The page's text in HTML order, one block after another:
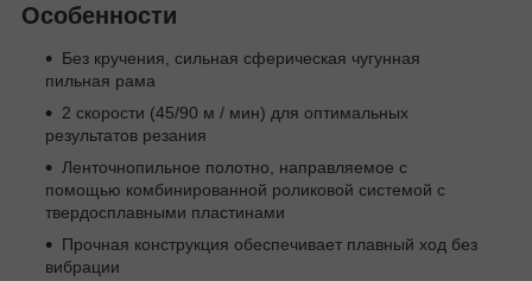
Особенности
Без кручения, сильная сферическая чугунная
пильная рама
2 скорости (45/90 м / мин) для оптимальных
результатов резания
Ленточнопильное полотно, направляемое с
помощью комбинированной роликовой системой с
твердосплавными пластинами
Прочная конструкция обеспечивает плавный ход без
вибрации